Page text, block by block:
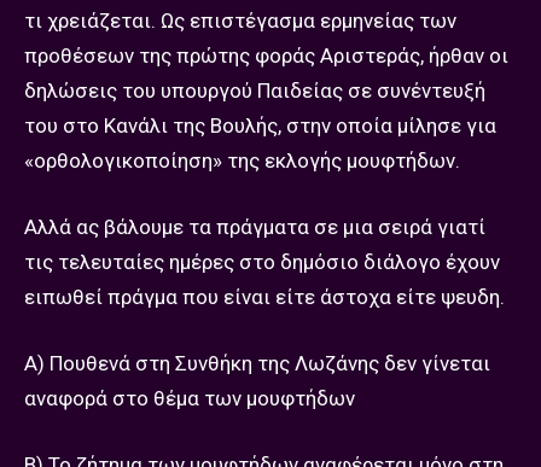
τι χρειάζεται. Ως επιστέγασμα ερμηνείας των
προθέσεων της πρώτης φοράς Αριστεράς, ήρθαν οι
δηλώσεις του υπουργού Παιδείας σε συνέντευξή
του στο Κανάλι της Βουλής, στην οποία μίλησε για
«ορθολογικοποίηση» της εκλογής μουφτήδων.
Αλλά ας βάλουμε τα πράγματα σε μια σειρά γιατί
τις τελευταίες ημέρες στο δημόσιο διάλογο έχουν
ειπωθεί πράγμα που είναι είτε άστοχα είτε ψευδη.
Α) Πουθενά στη Συνθήκη της Λωζάνης δεν γίνεται
αναφορά στο θέμα των μουφτήδων